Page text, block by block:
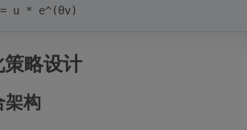
u * e^(θv)
略设计
架构